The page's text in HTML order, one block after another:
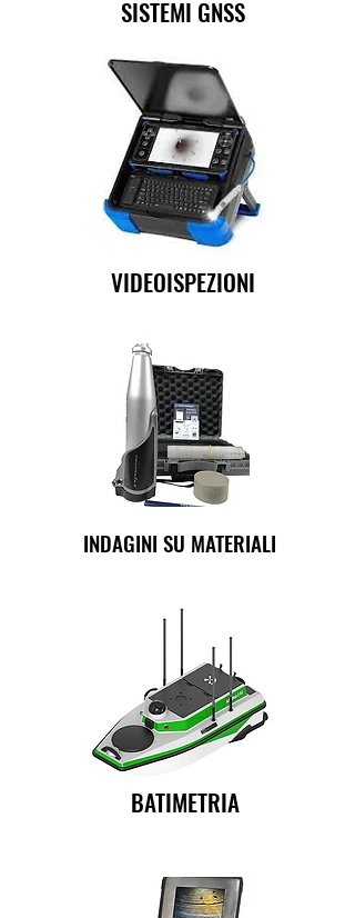
SISTEMI GNSS
VIDEOISPEZIONI
INDAGINI SU MATERIALI
BATIMETRIA